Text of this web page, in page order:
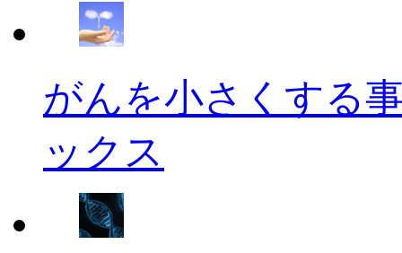
がんを小さくする
ックス